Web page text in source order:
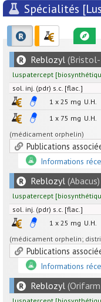
Spécialités
Reblozyl (Bristol-
luspatercept [
sol. inj. (pdr) s.c. [flac.]
1 x 25 mg U.H.
1 x 75 mg U.H.
(médicament orphelin)
Publications
Informations
Reblozyl (Abacus)
luspatercept [
sol. inj. (pdr) s.c. [flac.]
1 x 25 mg U.H.
(médicament orphelin;
Publications
Informations
Reblozyl